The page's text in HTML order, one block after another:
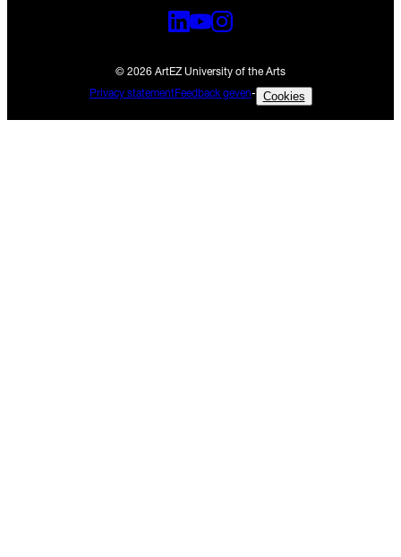
© 2026 ArtEZ University of the Arts
Privacy statementFeedback geven- Cookies